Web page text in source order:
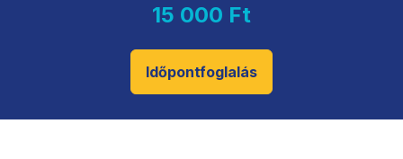
15 000 Ft
Időpontfoglalás